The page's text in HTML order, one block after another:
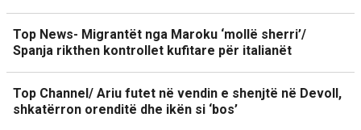
Top News- Migrantët nga Maroku ‘mollë sherri’/
Spanja rikthen kontrollet kufitare për italianët
Top Channel/ Ariu futet në vendin e shenjtë në Devoll,
shkatërron orenditë dhe ikën si ‘bos’